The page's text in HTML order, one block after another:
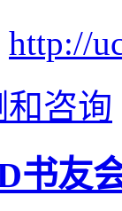
http://
咨询
友